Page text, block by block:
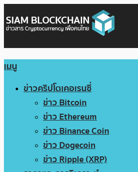
เมนู
ข่าวคริปโตเคอเรนซี่
ข่าว Bitcoin
ข่าว Ethereum
ข่าว Binance Coin
ข่าว Dogecoin
ข่าว Ripple (XRP)